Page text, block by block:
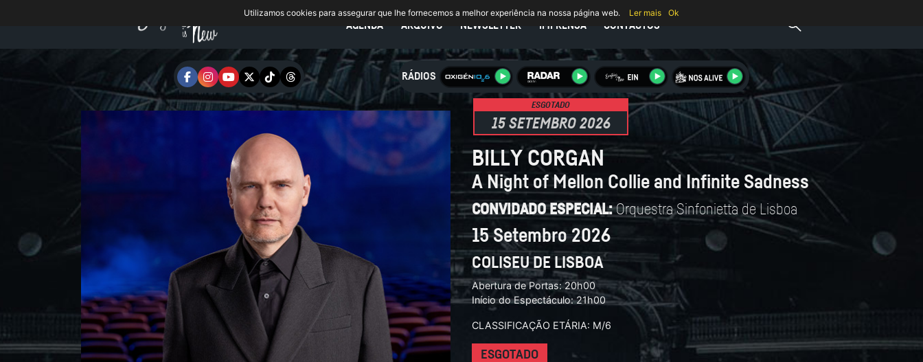
AGENDA ARQUIVO NEWSLETTER IMPRENSA CONTACTOS
RÁDIOS
15 SETEMBRO 2026
ESGOTADO
BILLY CORGAN
A Night of Mellon Collie and Infinite Sadness
CONVIDADO ESPECIAL:Orquestra Sinfonietta de Lisboa
15 Setembro 2026
COLISEU DE LISBOA
Abertura de Portas: 20h00
Início do Espectáculo: 21h00
CLASSIFICAÇÃO ETÁRIA: M/6
ESGOTADO
Utilizamos cookies para assegurar que lhe fornecemos a melhor experiência na nossa página web. Ler mais Ok